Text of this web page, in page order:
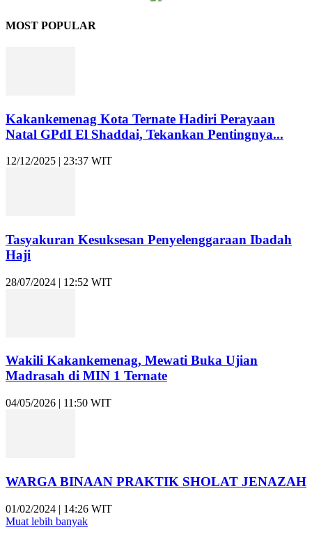
MOST POPULAR
Kakankemenag Kota Ternate Hadiri Perayaan
Natal GPdI El Shaddai, Tekankan Pentingnya...
12/12/2025 | 23:37 WIT
Tasyakuran Kesuksesan Penyelenggaraan Ibadah
Haji
28/07/2024 | 12:52 WIT
Wakili Kakankemenag, Mewati Buka Ujian
Madrasah di MIN 1 Ternate
04/05/2026 | 11:50 WIT
WARGA BINAAN PRAKTIK SHOLAT JENAZAH
01/02/2024 | 14:26 WIT
Muat lebih banyak